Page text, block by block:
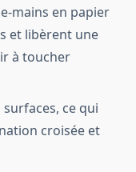
mains en papier
et libèrent une
à toucher
ce qui
croisée et